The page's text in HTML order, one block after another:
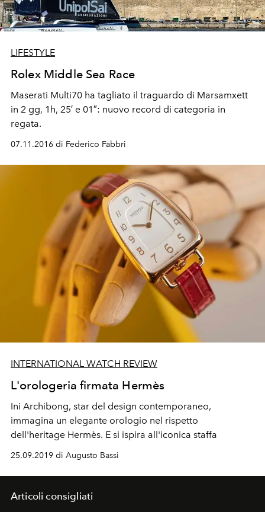
LIFESTYLE
Rolex Middle Sea Race
Maserati Multi70 ha tagliato il traguardo di Marsamxett
in 2 gg, 1h, 25′ e 01″: nuovo record di categoria in
regata.
07.11.2016 di Federico Fabbri
INTERNATIONAL WATCH REVIEW
L'orologeria firmata Hermès
Ini Archibong, star del design contemporaneo,
immagina un elegante orologio nel rispetto
dell'heritage Hermès. E si ispira all'iconica staffa
25.09.2019 di Augusto Bassi
Articoli consigliati